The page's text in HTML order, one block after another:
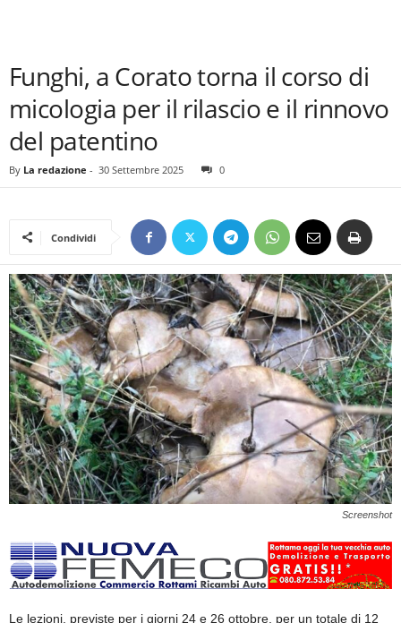
Funghi, a Corato torna il corso di
micologia per il rilascio e il rinnovo
del patentino
By La redazione - 30 Settembre 2025 0
Condividi
Screenshot
Le lezioni, previste per i giorni 24 e 26 ottobre , per un totale di 12